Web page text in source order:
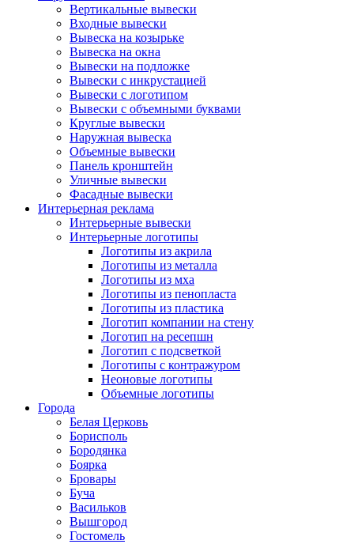
Вертикальные вывески
Входные вывески
Вывеска на козырьке
Вывеска на окна
Вывески на подложке
Вывески с инкрустацией
Вывески с логотипом
Вывески с объемными буквами
Круглые вывески
Наружная вывеска
Объемные вывески
Панель кронштейн
Уличные вывески
Фасадные вывески
Интерьерная реклама
Интерьерные вывески
Интерьерные логотипы
Логотипы из акрила
Логотипы из металла
Логотипы из мха
Логотипы из пенопласта
Логотипы из пластика
Логотип компании на стену
Логотип на ресепшн
Логотип с подсветкой
Логотипы с контражуром
Неоновые логотипы
Объемные логотипы
Города
Белая Церковь
Борисполь
Бородянка
Боярка
Бровары
Буча
Васильков
Вышгород
Гостомель